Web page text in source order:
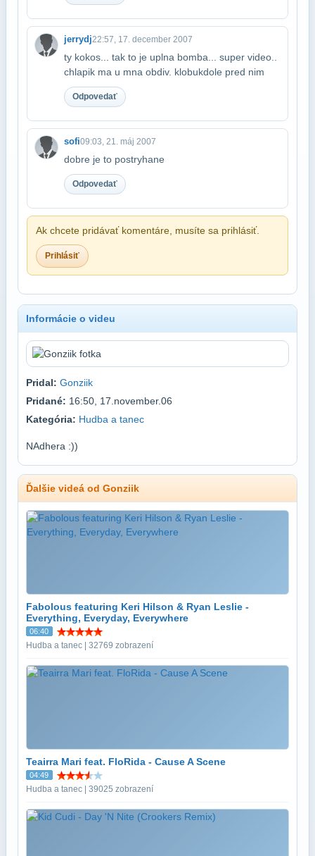
jerrydj22:57, 17. december 2007
ty kokos... tak to je uplna bomba... super video..
chlapik ma u mna obdiv. klobuk​dole pred nim
Odpovedať
sofi09:03, 21. máj 2007
dobre je to postryhane
Odpovedať
Ak chcete pridávať komentáre, musíte sa prihlásiť.
Prihlásiť
Informácie o videu
Pridal: Gonziik
Pridané: 16:50, 17.november.06
Kategória: Hudba a tanec
NAdhera :))
Ďalšie videá od Gonziik
Fabolous featuring Keri Hilson & Ryan Leslie -
Everything, Everyday, Everywhere
06:40
Hudba a tanec | 32769 zobrazení
Teairra Mari feat. FloRida - Cause A Scene
04:49
Hudba a tanec | 39025 zobrazení